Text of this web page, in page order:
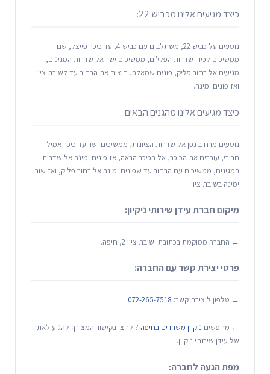
כיצד מגיעים אלינו מכביש 22:
נוסעים על כביש 22, משתלבים עם כביש 4, עד כיכר פייצל, שם
ממשיכים לכיוון שדרות הפלי"ם, ממשיכים ישר אל שדרות המגינים,
מגיעים אל רחוב פליק, פונים שמאלה, חוצים את הרחוב עד לשיבת ציון
ואז פונים ימינה.
כיצד מגיעים אלינו מהגנים הבאים:
נוסעים מרחוב גפן אל שדרות הציונות, ממשיכים ישר עד כיכר אמיל
חביבי, עוברים את הכיכר, אל הכיכר הבאה, אז פונים ימינה אל שדרות
המגינים, ממשיכים עם הרחוב עד שפונים ימינה אל רחוב פליק, ואז שוב
ימינה בשיבת ציון.
מיקום חברת עידן שירותי ניקיון:
← החברה ממוקמת בכתובת: שיבת ציון 2, חיפה.
פרטי יצירת קשר עם החברה:
← טלפון ליצירת קשר: 072-265-7518
← מחפשים ניקיון משרדים בחיפה ? לחצו בקישור המצורף להגיע לאתר
של עידן שירותי ניקיון.
מפת הגעה לחברה: